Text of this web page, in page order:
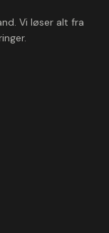
Vi løser alt fra